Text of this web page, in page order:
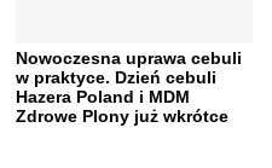
Nowoczesna uprawa cebuli
w praktyce. Dzień cebuli
Hazera Poland i MDM
Zdrowe Plony już wkrótce